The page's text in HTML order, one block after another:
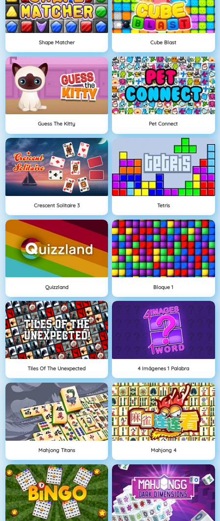
Shape Matcher Cube Blast
Guess The Kitty Pet Connect
Crescent Solitaire 3 Tetris
Quizzland Bloque 1
Tiles Of The Unexpected 4 Imágenes 1 Palabra
Mahjong Titans Mahjong 4